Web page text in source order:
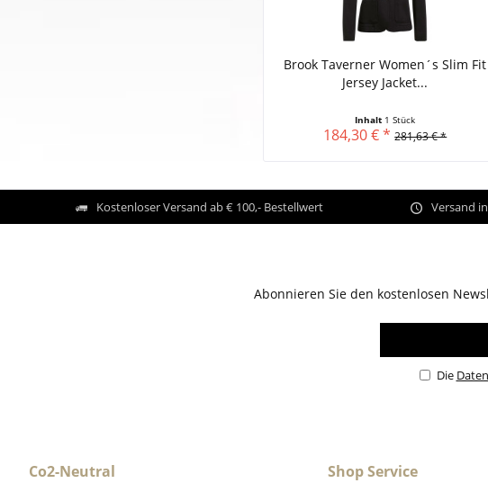
Brook Taverner Women´s Slim Fit
Jersey Jacket...
Inhalt 1 Stück
184,30 € * 281,63 € *
Kostenloser Versand ab € 100,- Bestellwert Versand
Abonnieren Sie den kostenlosen
Die
Co2-Neutral Shop Service